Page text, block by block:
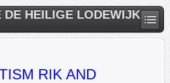
DE HEILIGE LODEWIJK
RIK AND